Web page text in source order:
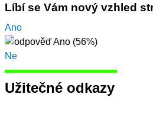
Líbí se Vám nový vzhled
Ano
Ne
Užitečné odkazy